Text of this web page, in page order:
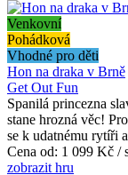
Venkovní
Pohádková
Vhodné pro děti
Hon na draka v Brně
Get Out Fun
Spanilá princezna
stane hrozná věc!
se k udatnému rytíři
Cena od: 1 099 Kč /
zobrazit hru